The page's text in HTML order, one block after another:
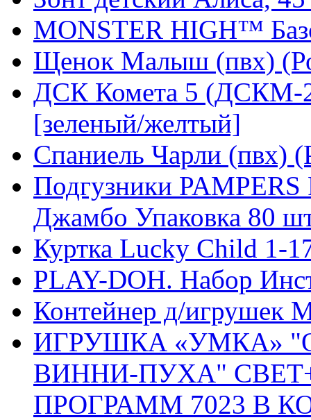
MONSTER HIGH™
Щенок Малыш (пвх)
ДСК Комета 5 (ДСКМ-
[зеленый/желтый]
Спаниель Чарли (пвх)
Подгузники
Джамбо Упаковка 80
Куртка Lucky Child 1-
PLAY-DOH. Набор
Контейнер д/игрушек
ИГРУШКА «УМКА»
ВИННИ-ПУХА"
ПРОГРАММ 7023 В